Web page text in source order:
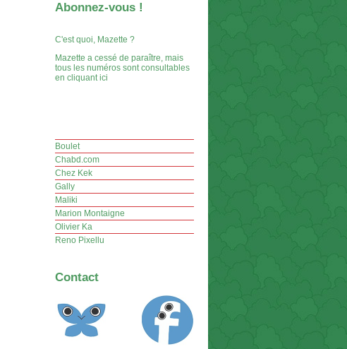
Abonnez-vous !
C'est quoi, Mazette ?
Mazette a cessé de paraître, mais
tous les numéros sont consultables
en cliquant ici
Boulet
Chabd.com
Chez Kek
Gally
Maliki
Marion Montaigne
Olivier Ka
Reno Pixellu
Contact